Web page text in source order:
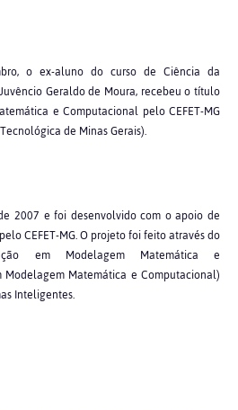
o ex-aluno do curso de Ciência da
Geraldo de Moura, recebeu o título
e Computacional pelo CEFET-MG
de Minas Gerais).
2007 e foi desenvolvido com o apoio de
CEFET-MG. O projeto foi feito através do
em Modelagem Matemática e
Matemática e Computacional)
Inteligentes.